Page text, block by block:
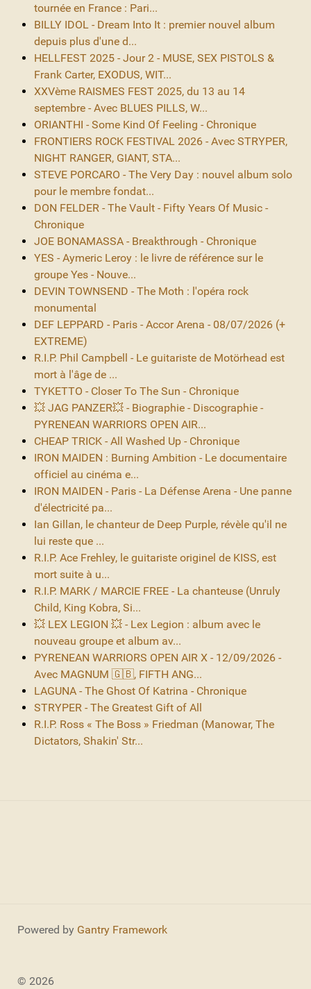
tournée en France : Pari...
BILLY IDOL - Dream Into It : premier nouvel album
depuis plus d'une d...
HELLFEST 2025 - Jour 2 - MUSE, SEX PISTOLS &
Frank Carter, EXODUS, WIT...
XXVème RAISMES FEST 2025, du 13 au 14
septembre - Avec BLUES PILLS, W...
ORIANTHI - Some Kind Of Feeling - Chronique
FRONTIERS ROCK FESTIVAL 2026 - Avec STRYPER,
NIGHT RANGER, GIANT, STA...
STEVE PORCARO - The Very Day : nouvel album solo
pour le membre fondat...
DON FELDER - The Vault - Fifty Years Of Music -
Chronique
JOE BONAMASSA - Breakthrough - Chronique
YES - Aymeric Leroy : le livre de référence sur le
groupe Yes - Nouve...
DEVIN TOWNSEND - The Moth : l'opéra rock
monumental
DEF LEPPARD - Paris - Accor Arena - 08/07/2026 (+
EXTREME)
R.I.P. Phil Campbell - Le guitariste de Motörhead est
mort à l'âge de ...
TYKETTO - Closer To The Sun - Chronique
💥 JAG PANZER💥 - Biographie - Discographie -
PYRENEAN WARRIORS OPEN AIR...
CHEAP TRICK - All Washed Up - Chronique
IRON MAIDEN : Burning Ambition - Le documentaire
officiel au cinéma e...
IRON MAIDEN - Paris - La Défense Arena - Une panne
d'électricité pa...
Ian Gillan, le chanteur de Deep Purple, révèle qu'il ne
lui reste que ...
R.I.P. Ace Frehley, le guitariste originel de KISS, est
mort suite à u...
R.I.P. MARK / MARCIE FREE - La chanteuse (Unruly
Child, King Kobra, Si...
💥 LEX LEGION 💥 - Lex Legion : album avec le
nouveau groupe et album av...
PYRENEAN WARRIORS OPEN AIR X - 12/09/2026 -
Avec MAGNUM 🇬🇧, FIFTH ANG...
LAGUNA - The Ghost Of Katrina - Chronique
STRYPER - The Greatest Gift of All
R.I.P. Ross « The Boss » Friedman (Manowar, The
Dictators, Shakin' Str...
Powered by Gantry Framework
© 2026